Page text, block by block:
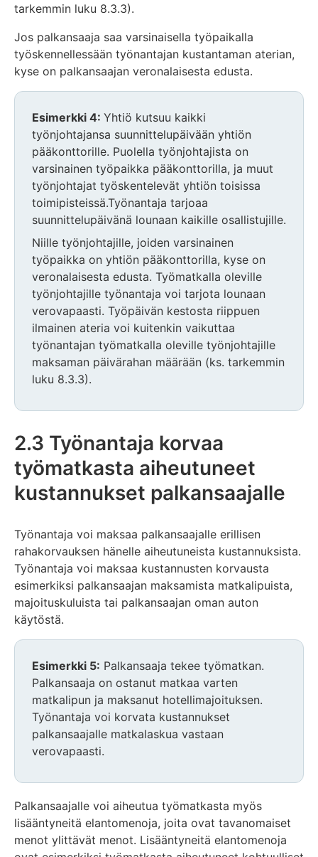
tarkemmin luku 8.3.3).
Jos palkansaaja saa varsinaisella työpaikalla
työskennellessään työnantajan kustantaman aterian,
kyse on palkansaajan veronalaisesta edusta.
Esimerkki 4: Yhtiö kutsuu kaikki
työnjohtajansa suunnittelupäivään yhtiön
pääkonttorille. Puolella työnjohtajista on
varsinainen työpaikka pääkonttorilla, ja muut
työnjohtajat työskentelevät yhtiön toisissa
toimipisteissä.Työnantaja tarjoaa
suunnittelupäivänä lounaan kaikille osallistujille.
Niille työnjohtajille, joiden varsinainen
työpaikka on yhtiön pääkonttorilla, kyse on
veronalaisesta edusta. Työmatkalla oleville
työnjohtajille työnantaja voi tarjota lounaan
verovapaasti. Työpäivän kestosta riippuen
ilmainen ateria voi kuitenkin vaikuttaa
työnantajan työmatkalla oleville työnjohtajille
maksaman päivärahan määrään (ks. tarkemmin
luku 8.3.3).
2.3 Työnantaja korvaa
työmatkasta aiheutuneet
kustannukset palkansaajalle
Työnantaja voi maksaa palkansaajalle erillisen
rahakorvauksen hänelle aiheutuneista kustannuksista.
Työnantaja voi maksaa kustannusten korvausta
esimerkiksi palkansaajan maksamista matkalipuista,
majoituskuluista tai palkansaajan oman auton
käytöstä.
Esimerkki 5: Palkansaaja tekee työmatkan.
Palkansaaja on ostanut matkaa varten
matkalipun ja maksanut hotellimajoituksen.
Työnantaja voi korvata kustannukset
palkansaajalle matkalaskua vastaan
verovapaasti.
Palkansaajalle voi aiheutua työmatkasta myös
lisääntyneitä elantomenoja, joita ovat tavanomaiset
menot ylittävät menot. Lisääntyneitä elantomenoja